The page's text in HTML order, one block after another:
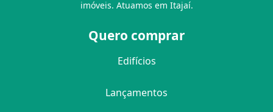
imóveis. Atuamos em Itajaí.
Quero comprar
Edifícios
Lançamentos